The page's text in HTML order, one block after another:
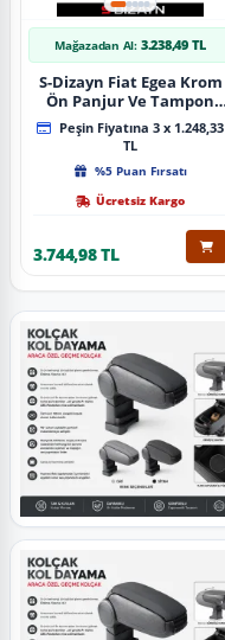
Mağazadan Al: 3.238,49 TL
S-Dizayn Fiat Egea Krom
Ön Panjur Ve Tampon
Çıta Seti Diamond Model
22 Prç. 2020 Üzeri (Parlak
Peşin Fiyatına 3 x 1.248,33
TL
%5 Puan Fırsatı
Ücretsiz Kargo
3.744,98 TL